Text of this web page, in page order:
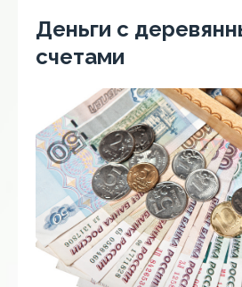
Деньги с
счетами